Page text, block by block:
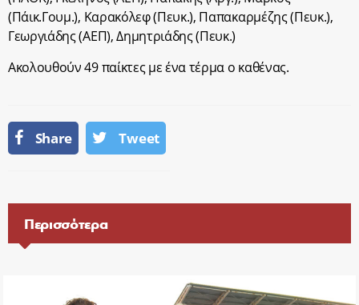
(Πάικ.Γουμ.), Καρακόλεφ (Πευκ.), Παπακαρμέζης (Πευκ.),
Γεωργιάδης (ΑΕΠ), Δημητριάδης (Πευκ.)
Ακολουθούν 49 παίκτες με ένα τέρμα ο καθένας.
Share Tweet
Περισσότερα